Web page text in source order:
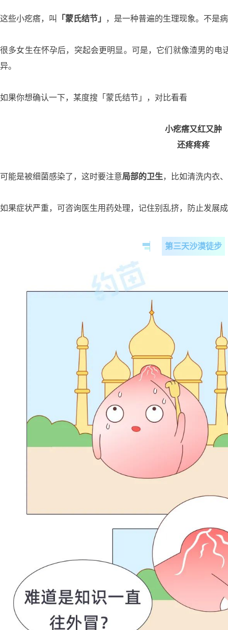
这些小疙瘩，叫 「蒙氏结节」 ，是一种普遍的生理现象。不是
很多女生在怀孕后，突起会更明显。可是，它们就像渣男的电
异。
如果你想确认一下，某度搜「蒙氏结节」，对比看看
小疙瘩又红又肿
还疼疼疼
可能是被细菌感染了，这时要注意局部的卫生，比如清洗内衣
如果症状严重，可咨询医生用药处理，记住别乱挤，防止发展
第三天沙漠徒步